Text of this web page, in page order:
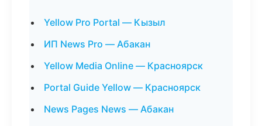
Yellow Pro Portal — Кызыл
ИП News Pro — Абакан
Yellow Media Online — Красноярск
Portal Guide Yellow — Красноярск
News Pages News — Абакан